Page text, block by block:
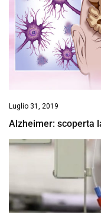
Luglio 31, 2019
Alzheimer: scoperta